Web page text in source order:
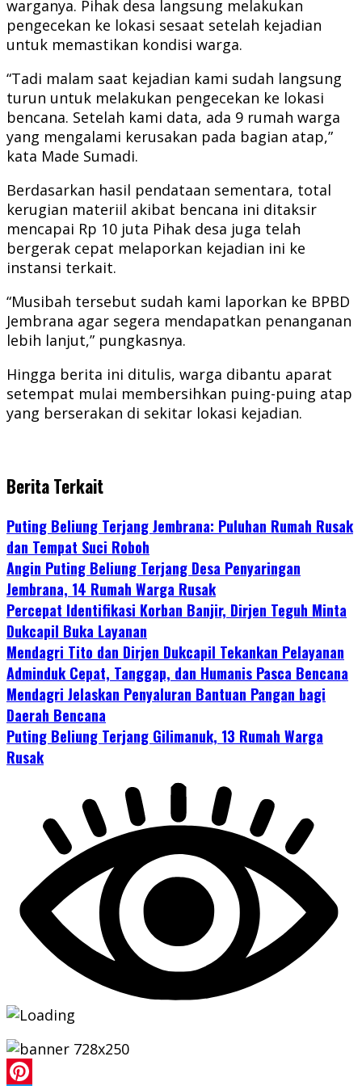
warganya. Pihak desa langsung melakukan
pengecekan ke lokasi sesaat setelah kejadian
untuk memastikan kondisi warga.
“Tadi malam saat kejadian kami sudah langsung
turun untuk melakukan pengecekan ke lokasi
bencana. Setelah kami data, ada 9 rumah warga
yang mengalami kerusakan pada bagian atap,”
kata Made Sumadi.
Berdasarkan hasil pendataan sementara, total
kerugian materiil akibat bencana ini ditaksir
mencapai Rp 10 juta Pihak desa juga telah
bergerak cepat melaporkan kejadian ini ke
instansi terkait.
“Musibah tersebut sudah kami laporkan ke BPBD
Jembrana agar segera mendapatkan penanganan
lebih lanjut,” pungkasnya.
Hingga berita ini ditulis, warga dibantu aparat
setempat mulai membersihkan puing-puing atap
yang berserakan di sekitar lokasi kejadian.
Berita Terkait
Puting Beliung Terjang Jembrana: Puluhan Rumah Rusak
dan Tempat Suci Roboh
Angin Puting Beliung Terjang Desa Penyaringan
Jembrana, 14 Rumah Warga Rusak
Percepat Identifikasi Korban Banjir, Dirjen Teguh Minta
Dukcapil Buka Layanan
Mendagri Tito dan Dirjen Dukcapil Tekankan Pelayanan
Adminduk Cepat, Tanggap, dan Humanis Pasca Bencana
Mendagri Jelaskan Penyaluran Bantuan Pangan bagi
Daerah Bencana
Puting Beliung Terjang Gilimanuk, 13 Rumah Warga
Rusak